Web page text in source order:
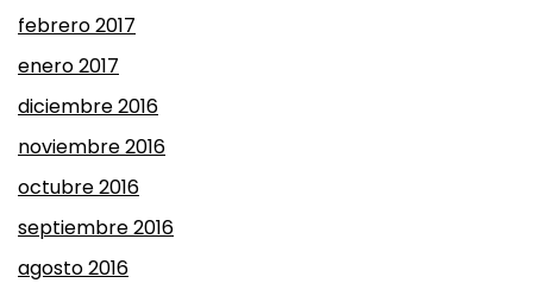
febrero 2017
enero 2017
diciembre 2016
noviembre 2016
octubre 2016
septiembre 2016
agosto 2016